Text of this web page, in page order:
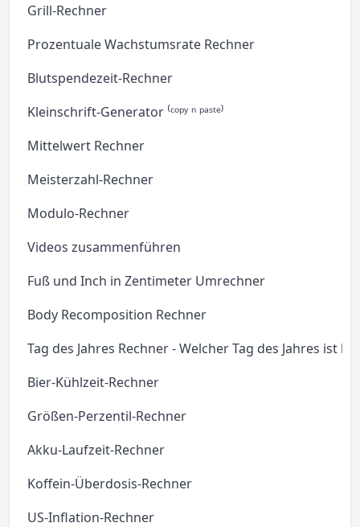
Grill-Rechner
Prozentuale Wachstumsrate Rechner
Blutspendezeit-Rechner
Kleinschrift-Generator ⁽ᶜᵒᵖʸ ⁿ ᵖᵃˢᵗᵉ⁾
Mittelwert Rechner
Meisterzahl-Rechner
Modulo-Rechner
Videos zusammenführen
Fuß und Inch in Zentimeter Umrechner
Body Recomposition Rechner
Tag des Jahres Rechner - Welcher Tag des Jahres ist
Bier-Kühlzeit-Rechner
Größen-Perzentil-Rechner
Akku-Laufzeit-Rechner
Koffein-Überdosis-Rechner
US-Inflation-Rechner